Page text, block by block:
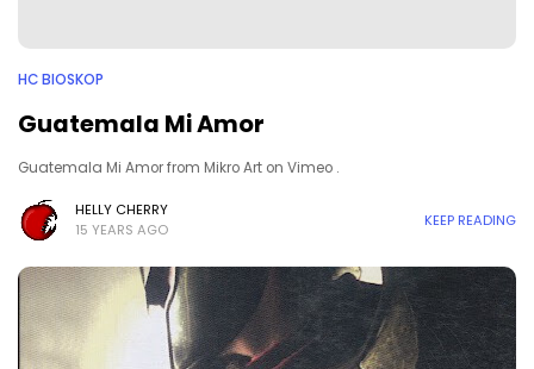
HC BIOSKOP
Guatemala Mi Amor
Guatemala Mi Amor from Mikro Art on Vimeo .
HELLY CHERRY
15 YEARS AGO
KEEP READING